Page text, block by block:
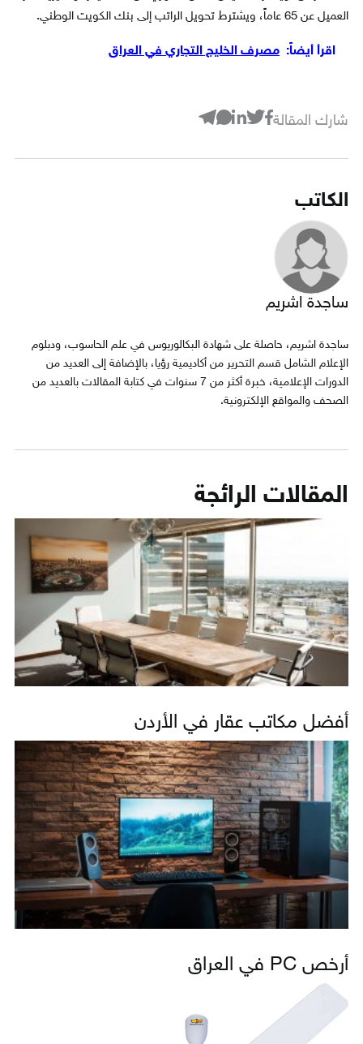
العميل عن 65 عاماً، ويشترط تحويل الراتب إلى بنك الكويت الوطني.
اقرأ أيضاً: مصرف الخليج التجاري في العراق
شارك المقالة
الكاتب
ساجدة اشريم
ساجدة اشريم، حاصلة على شهادة البكالوريوس في علم الحاسوب، ودبلوم
الإعلام الشامل قسم التحرير من أكاديمية رؤيا، بالإضافة إلى العديد من
الدورات الإعلامية، خبرة أكثر من 7 سنوات في كتابة المقالات بالعديد من
الصحف والمواقع الإلكترونية.
المقالات الرائجة
أفضل مكاتب عقار في الأردن
أرخص PC في العراق